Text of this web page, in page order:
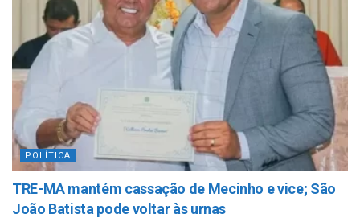
POLÍTICA
TRE-MA mantém cassação de Mecinho e vice; São
João Batista pode voltar às urnas